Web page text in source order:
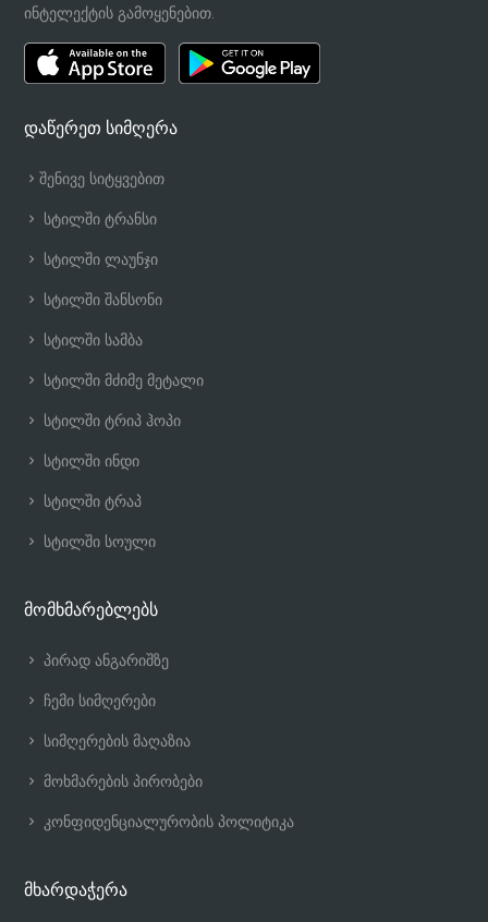
ინტელექტის გამოყენებით.
დაწერეთ სიმღერა
შენივე სიტყვებით
სტილში ტრანსი
სტილში ლაუნჯი
სტილში შანსონი
სტილში სამბა
სტილში მძიმე მეტალი
სტილში ტრიპ ჰოპი
სტილში ინდი
სტილში ტრაპ
სტილში სოული
მომხმარებლებს
პირად ანგარიშზე
ჩემი სიმღერები
სიმღერების მაღაზია
მოხმარების პირობები
კონფიდენციალურობის პოლიტიკა
მხარდაჭერა